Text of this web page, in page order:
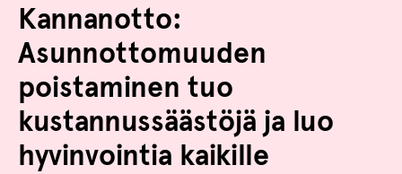
Kannanotto:
Asunnottomuuden
poistaminen tuo
kustannussäästöjä ja luo
hyvinvointia kaikille